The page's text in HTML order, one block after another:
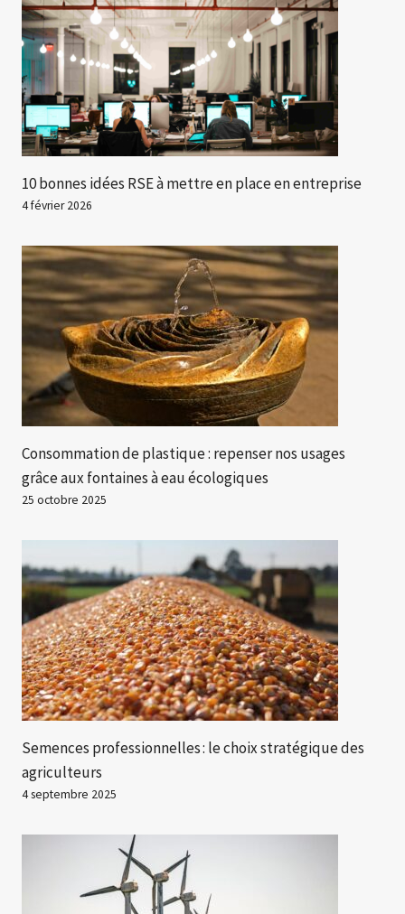
10 bonnes idées RSE à mettre en place en entreprise
4 février 2026
Consommation de plastique : repenser nos usages
grâce aux fontaines à eau écologiques
25 octobre 2025
Semences professionnelles : le choix stratégique des
agriculteurs
4 septembre 2025